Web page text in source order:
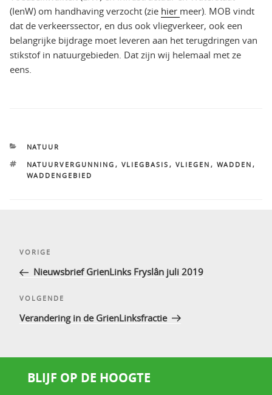
(IenW) om handhaving verzocht (zie hier meer). MOB vindt
dat de verkeerssector, en dus ook vliegverkeer, ook een
belangrijke bijdrage moet leveren aan het terugdringen van
stikstof in natuurgebieden. Dat zijn wij helemaal met ze
eens.
CATEGORIEËN
NATUUR
TAGS
NATUURVERGUNNING , VLIEGBASIS , VLIEGEN , WADDEN ,
WADDENGEBIED
Vorig
bericht
VORIGE
Nieuwsbrief GrienLinks Fryslân juli 2019
Volgend
bericht
VOLGENDE
Verandering in de GrienLinksfractie
BLIJF OP DE HOOGTE